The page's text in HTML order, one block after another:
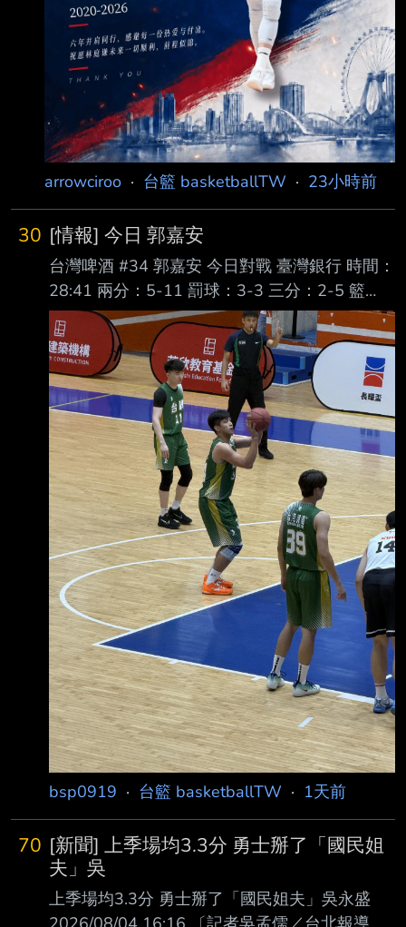
arrowciroo · 台籃 basketballTW · 23小時前
30 [情報] 今日 郭嘉安
台灣啤酒 #34 郭嘉安 今日對戰 臺灣銀行 時間：
28:41 兩分：5-11 罰球：3-3 三分：2-5 籃
板：9 助攻：1 抄截：1 阻攻：1 失誤：4 犯
規：3 得分：19 +/-：24 https://egc.everglory-
construction.com.tw/game/1/5/0/20/347 -----
Sent from JPTT on my iPhone --
bsp0919 · 台籃 basketballTW · 1天前
70 [新聞] 上季場均3.3分 勇士掰了「國民姐
夫」吳
上季場均3.3分 勇士掰了「國民姐夫」吳永盛